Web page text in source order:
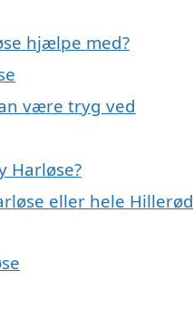
hjælpe med?
være tryg ved
Harløse?
eller hele Hillerød